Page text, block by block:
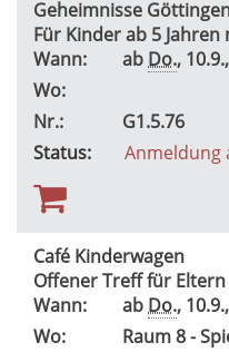
Geheimnisse
Für Kinder ab 5
Wann:
ab Do.,
Wo:
Nr.:
G1.5.76
Status:
Anmeldung
Café Kinderwagen
Offener Treff für
Wann:
ab Do.,
Wo:
Raum 8 -